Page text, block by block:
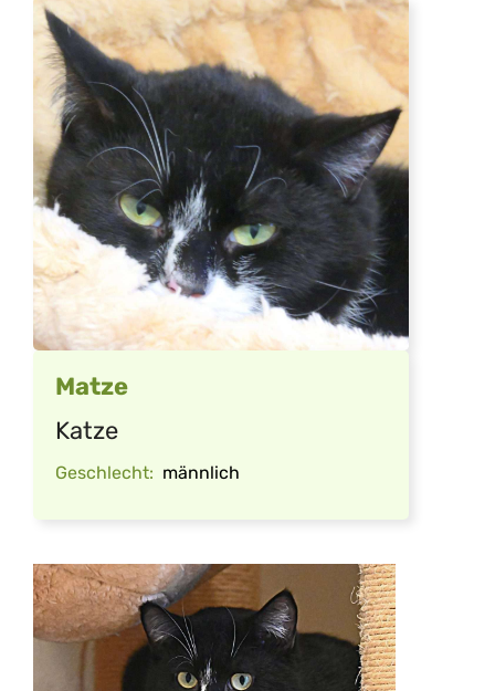
Matze
Katze
Geschlecht: männlich